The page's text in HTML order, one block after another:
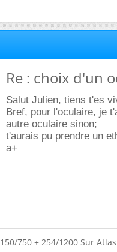
Re : choix d'un
Salut Julien, tiens t'es
Bref, pour l'oculaire, je
autre oculaire sinon;
t'aurais pu prendre un
a+
150/750 + 254/1200 Sur